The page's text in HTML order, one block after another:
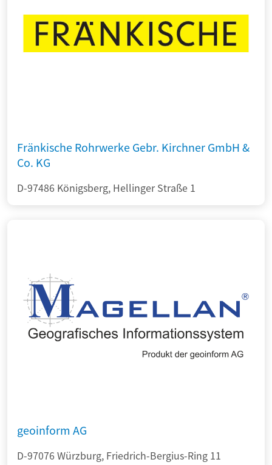
Fränkische Rohrwerke Gebr. Kirchner GmbH &
Co. KG
D-97486 Königsberg, Hellinger Straße 1
geoinform AG
D-97076 Würzburg, Friedrich-Bergius-Ring 11